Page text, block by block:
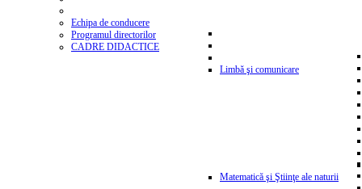
Echipa de conducere
Programul directorilor
CADRE DIDACTICE
Limbă şi comunicare
Matematică şi Ştiinţe ale naturii